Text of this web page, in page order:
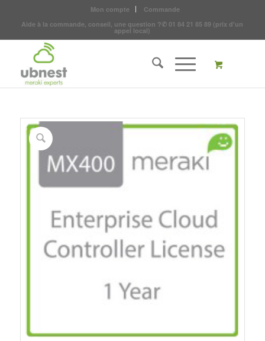
Mon compte
Commande
Aide à la commande, conseil, une question ?✆ 01 84 21 85 89 (prix d'un
appel local)